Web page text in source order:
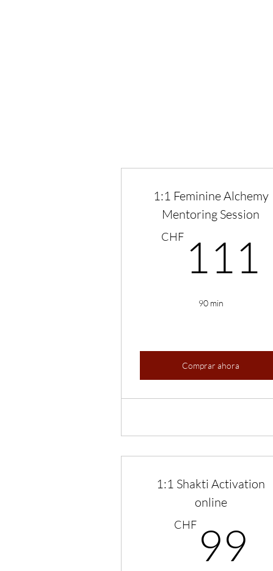
1:1 Feminine Alchemy
Mentoring Session
CHF 111
90 min
Comprar ahora
1:1 Shakti Activation
online
CHF 99